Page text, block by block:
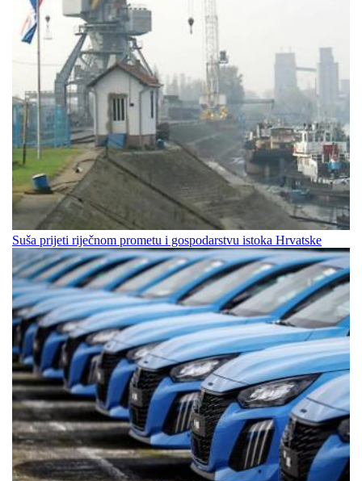
Suša prijeti riječnom prometu i gospodarstvu istoka Hrvatske